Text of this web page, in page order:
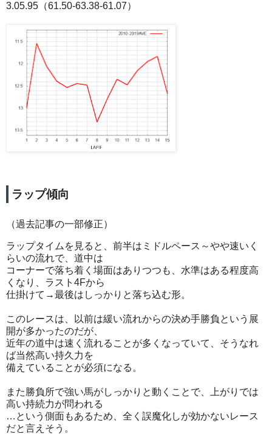
3.05.95（61.50-63.38-61.07）
ラップ傾向
（過去記事の一部修正）
ラップタイムを見ると、前半はミドルペース～やや速いく
らいの流れで、道中は
コーナーで落ち着く場面はありつつも、水準はある程度高
くなり、ラスト4Fから
仕掛けて→最後はしっかりと落ち込む形。
このレースは、以前は緩い流れからの決め手勝負という展
開が多かったのだが、
近年の道中は速く流れることが多くなっていて、そうなれ
ば当然高い持久力を
備えていることが必須になる。
また勝負所で強い馬がしっかりと動くことで、上がりでは
高い持続力が問われる
…という側面もあるため、全く誤魔化しが効かないレース
だと言えそう。